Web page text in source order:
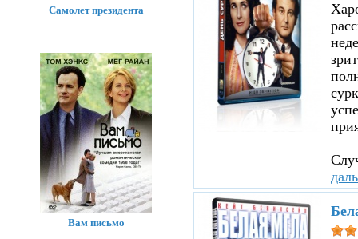
Самолет президента
Вам письмо